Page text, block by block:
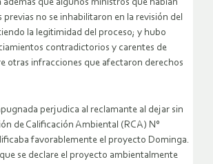
además que algunos ministros que habían
no se inhabilitaron en la revisión del
la legitimidad del proceso; y hubo
contradictorios y carentes de
otras infracciones que afectaron derechos
perjudica al reclamante al dejar sin
de Calificación Ambiental (RCA) N°
favorablemente el proyecto Dominga.
se declare el proyecto ambientalmente